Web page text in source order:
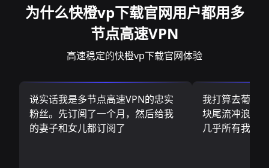
为什么快橙vp下载官网用户都用多
节点高速VPN
高速稳定的快橙vp下载官网体验
说实话我是多节点高速VPN的忠实
粉丝。先订阅了一个月，然后给我
的妻子和女儿都订阅了
我打算去葡萄
块尾流冲浪板
几乎所有我需